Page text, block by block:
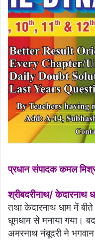
प्रधान संपादक कमल
श्रीबदरीनाथ/
तथा केदारनाथ धाम में बीते
धूमधाम से मनाया गया।
अमरनाथ नंबूदरी ने